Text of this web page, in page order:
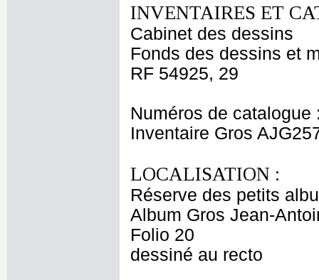
INVENTAIRES ET
Cabinet des dessins
Fonds des dessins et
RF 54925, 29
Numéros de catalogue
Inventaire Gros
LOCALISATION :
Réserve des petits
Album Gros Jean-
Folio 20
dessiné au recto